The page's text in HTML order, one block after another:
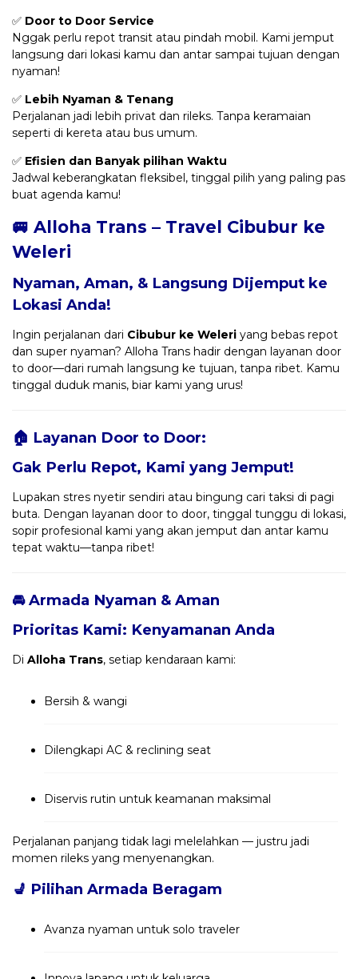
✅ Door to Door Service
Nggak perlu repot transit atau pindah mobil. Kami jemput
langsung dari lokasi kamu dan antar sampai tujuan dengan
nyaman!
✅ Lebih Nyaman & Tenang
Perjalanan jadi lebih privat dan rileks. Tanpa keramaian
seperti di kereta atau bus umum.
✅ Efisien dan Banyak pilihan Waktu
Jadwal keberangkatan fleksibel, tinggal pilih yang paling pas
buat agenda kamu!
🚐 Alloha Trans – Travel Cibubur ke
Weleri
Nyaman, Aman, & Langsung Dijemput ke
Lokasi Anda!
Ingin perjalanan dari Cibubur ke Weleri yang bebas repot
dan super nyaman? Alloha Trans hadir dengan layanan door
to door—dari rumah langsung ke tujuan, tanpa ribet. Kamu
tinggal duduk manis, biar kami yang urus!
🏠 Layanan Door to Door:
Gak Perlu Repot, Kami yang Jemput!
Lupakan stres nyetir sendiri atau bingung cari taksi di pagi
buta. Dengan layanan door to door, tinggal tunggu di lokasi,
sopir profesional kami yang akan jemput dan antar kamu
tepat waktu—tanpa ribet!
🚘 Armada Nyaman & Aman
Prioritas Kami: Kenyamanan Anda
Di Alloha Trans, setiap kendaraan kami:
Bersih & wangi
Dilengkapi AC & reclining seat
Diservis rutin untuk keamanan maksimal
Perjalanan panjang tidak lagi melelahkan — justru jadi
momen rileks yang menyenangkan.
💺 Pilihan Armada Beragam
Avanza nyaman untuk solo traveler